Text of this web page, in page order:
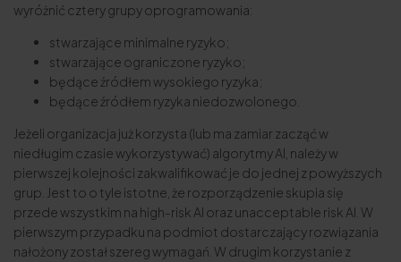
wyróżnić cztery grupy oprogramowania:
stwarzające minimalne ryzyko;
stwarzające ograniczone ryzyko;
będące źródłem wysokiego ryzyka;
będące źródłem ryzyka niedozwolonego.
Jeżeli organizacja już korzysta (lub ma zamiar zacząć w
niedługim czasie wykorzystywać) algorytmy AI, należy w
pierwszej kolejności zakwalifikować je do jednej z powyższych
grup. Jest to o tyle istotne, że rozporządzenie skupia się
przede wszystkim na high-risk AI oraz unacceptable risk AI. W
pierwszym przypadku na podmiot dostarczający rozwiązania
nałożony został szereg wymagań. W drugim korzystanie z